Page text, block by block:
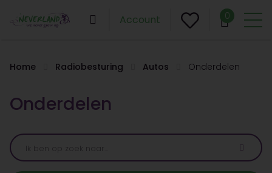
Account 0
Home Radiobesturing Autos Onderdelen
Onderdelen